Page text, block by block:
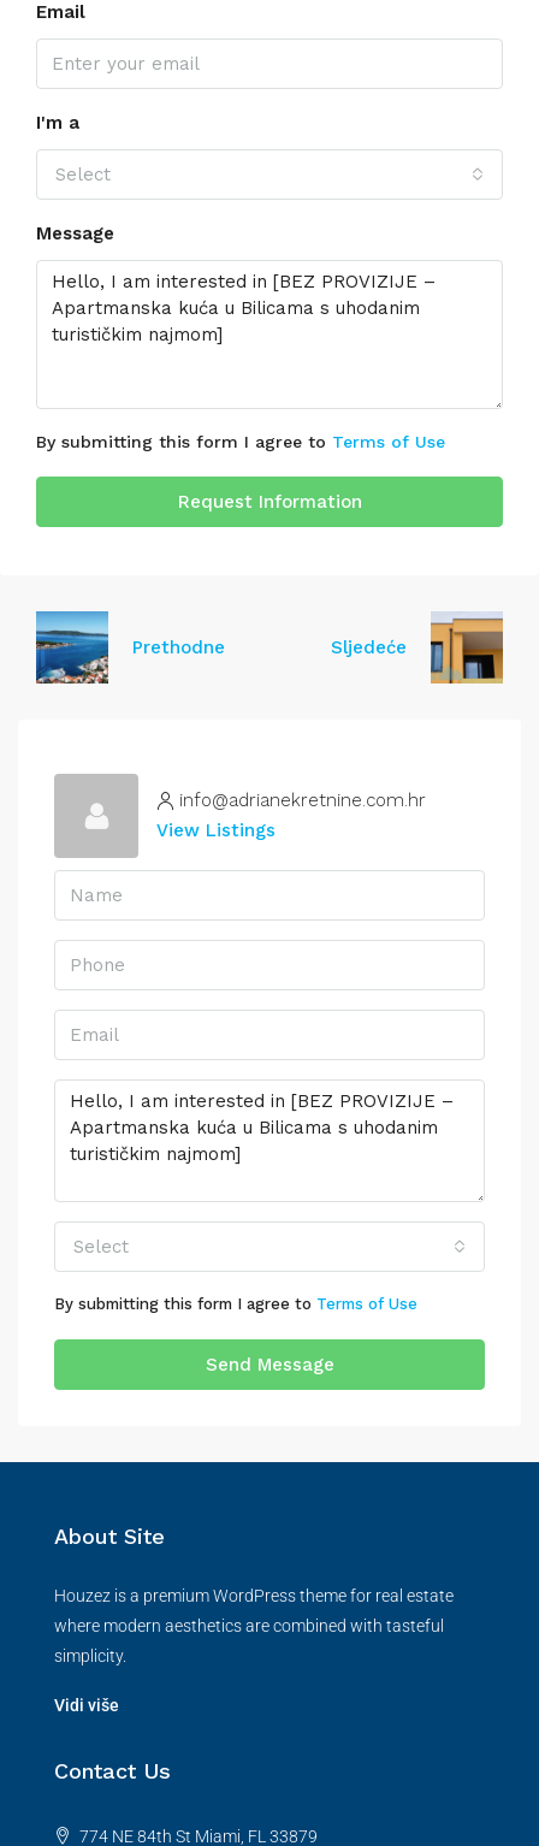
Email
I'm a
Select
Message
By submitting this form I agree to Terms of Use
Request Information
Prethodne Sljedeće
info@adrianekretnine.com.hr
View Listings
Select
By submitting this form I agree to Terms of Use
Send Message
About Site
Houzez is a premium WordPress theme for real estate
where modern aesthetics are combined with tasteful
simplicity.
Vidi više
Contact Us
774 NE 84th St Miami, FL 33879